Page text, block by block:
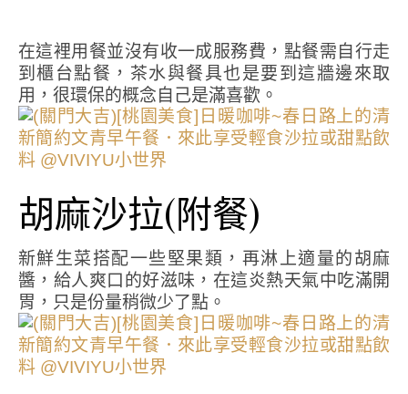
在這裡用餐並沒有收一成服務費，點餐需自行走
到櫃台點餐，茶水與餐具也是要到這牆邊來取
用，很環保的概念自己是滿喜歡。
胡麻沙拉(附餐)
新鮮生菜搭配一些堅果類，再淋上適量的胡麻
醬，給人爽口的好滋味，在這炎熱天氣中吃滿開
胃，只是份量稍微少了點。